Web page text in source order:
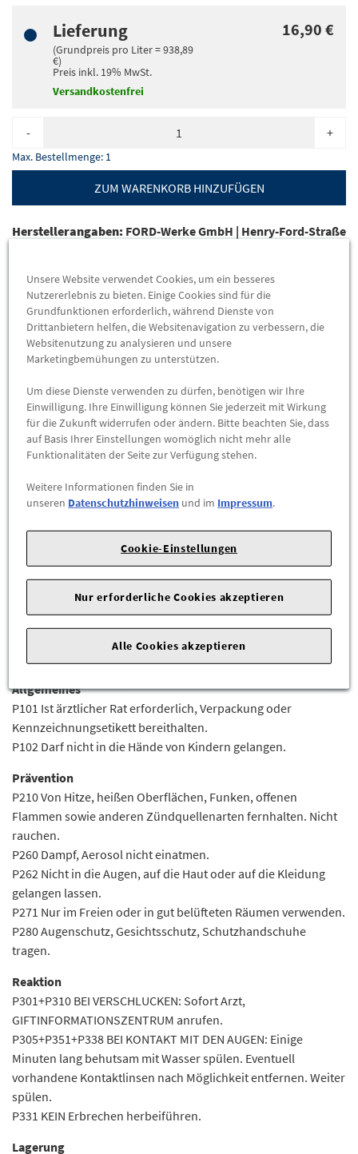
Lieferung
(Grundpreis pro Liter=938,89
€)
Preis inkl. 19% MwSt.
Versandkostenfrei
16,90 €
- +
Max. Bestellmenge: 1
ZUM WARENKORB HINZUFÜGEN
Herstellerangaben: FORD-Werke GmbH | Henry-Ford-Straße
Original Ford Lackstift-Set
Farbe: Royal Grau
1x Farbstift + 1x Klarlack
SignalwortGefahr
Dipenten
H226 Flüssigkeit und Dampf entzündbar.
H315 Verursacht Hautreizungen.
H317 Kann allergische Hautreaktionen verursachen.
H318 Verursacht schwere Augenschäden.
H336 Kann Schläfrigkeit und Benommenheit verursachen.
H411 Giftig für Wasserorganismen, mit langfristiger Wirkung.
Allgemeines
P101 Ist ärztlicher Rat erforderlich, Verpackung oder
Kennzeichnungsetikett bereithalten.
P102 Darf nicht in die Hände von Kindern gelangen.
Prävention
P210 Von Hitze, heißen Oberflächen, Funken, offenen
Flammen sowie anderen Zündquellenarten fernhalten. Nicht
rauchen.
P260 Dampf, Aerosol nicht einatmen.
P262 Nicht in die Augen, auf die Haut oder auf die Kleidung
gelangen lassen.
P271 Nur im Freien oder in gut belüfteten Räumen verwenden.
P280 Augenschutz, Gesichtsschutz, Schutzhandschuhe
tragen.
Reaktion
P301+P310 BEI VERSCHLUCKEN: Sofort Arzt,
GIFTINFORMATIONSZENTRUM anrufen.
P305+P351+P338 BEI KONTAKT MIT DEN AUGEN: Einige
Minuten lang behutsam mit Wasser spülen. Eventuell
vorhandene Kontaktlinsen nach Möglichkeit entfernen. Weiter
spülen.
P331 KEIN Erbrechen herbeiführen.
Lagerung
Unsere Website verwendet Cookies, um ein besseres
Nutzererlebnis zu bieten. Einige Cookies sind für die
Grundfunktionen erforderlich, während Dienste von
Drittanbietern helfen, die Websitenavigation zu verbessern, die
Websitenutzung zu analysieren und unsere
Marketingbemühungen zu unterstützen.
Um diese Dienste verwenden zu dürfen, benötigen wir Ihre
Einwilligung. Ihre Einwilligung können Sie jederzeit mit Wirkung
für die Zukunft widerrufen oder ändern. Bitte beachten Sie, dass
auf Basis Ihrer Einstellungen womöglich nicht mehr alle
Funktionalitäten der Seite zur Verfügung stehen.
Weitere Informationen finden Sie in
unseren Datenschutzhinweisen und im Impressum.
Cookie-Einstellungen
Nur erforderliche Cookies akzeptieren
Alle Cookies akzeptieren